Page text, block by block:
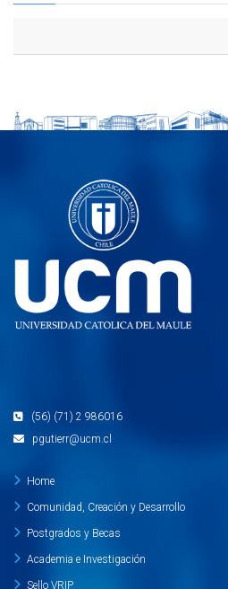
(56) (71) 2 986016
pgutierr@ucm.cl
Home
Comunidad, Creación y Desarrollo
Postgrados y Becas
Academia e Investigación
Sello VRIP